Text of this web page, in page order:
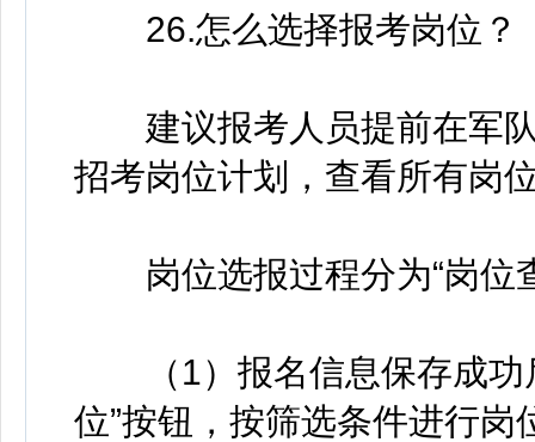
26.怎么选择报考岗位？
建议报考人员提前在军队
招考岗位计划，查看所有岗
岗位选报过程分为“岗位查
（1）报名信息保存成功
位”按钮，按筛选条件进行岗